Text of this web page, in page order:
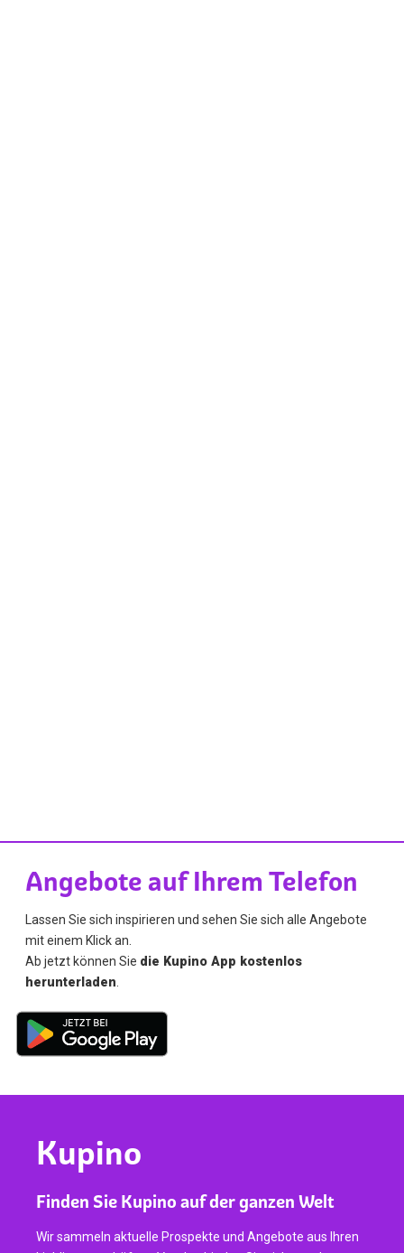
Angebote auf Ihrem Telefon
Lassen Sie sich inspirieren und sehen Sie sich alle Angebote
mit einem Klick an.
Ab jetzt können Sie die Kupino App kostenlos
herunterladen
Kupino
Finden Sie Kupino auf der ganzen Welt
Wir sammeln aktuelle Prospekte und Angebote aus Ihren